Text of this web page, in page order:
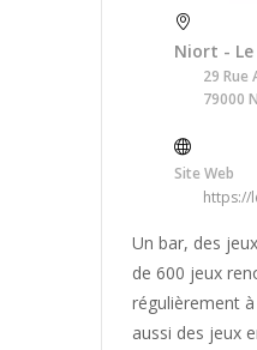
Niort -
29 Rue
79000
Site Web
https://
Un bar, des
de 600 jeux
régulièrement
aussi des jeux